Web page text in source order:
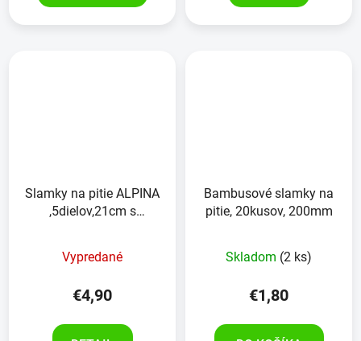
Slamky na pitie ALPINA
,5dielov,21cm s
Vypredané
€4,90
Bambusové slamky na
pitie, 20kusov, 200mm
Skladom (2 ks)
€1,80